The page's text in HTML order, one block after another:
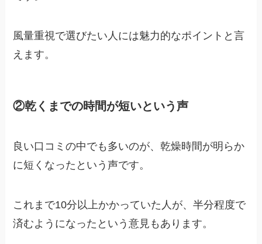
風量重視で選びたい人には魅力的なポイントと言
えます。
②乾くまでの時間が短いという声
良い口コミの中でも多いのが、乾燥時間が明らか
に短くなったという声です。
これまで10分以上かかっていた人が、半分程度で
済むようになったという意見もあります。